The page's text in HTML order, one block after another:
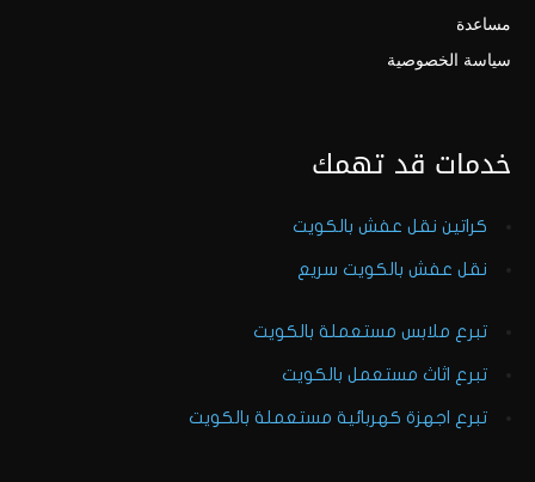
مساعدة
سياسة الخصوصية
خدمات قد تهمك
كراتين نقل عفش بالكويت
نقل عفش بالكويت سريع
تبرع ملابس مستعملة بالكويت
تبرع اثاث مستعمل بالكويت
تبرع اجهزة كهربائية مستعملة بالكويت